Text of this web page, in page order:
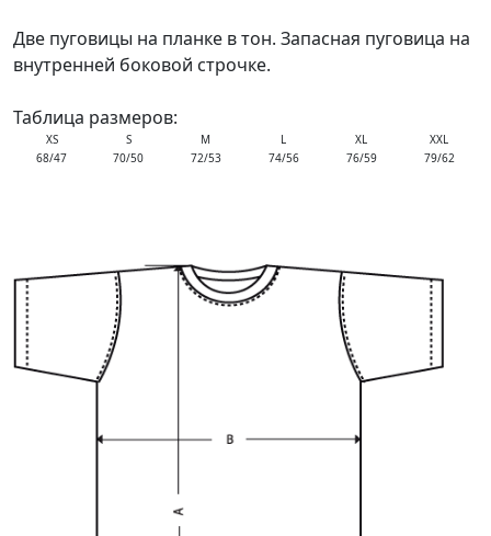
Две пуговицы на планке в тон. Запасная пуговица на
внутренней боковой строчке.
Таблица размеров:
XS S M L XL
XXL
68/47
70/50 72/53 74/56 76/59 79/62